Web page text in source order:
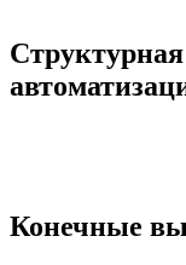
Конечные